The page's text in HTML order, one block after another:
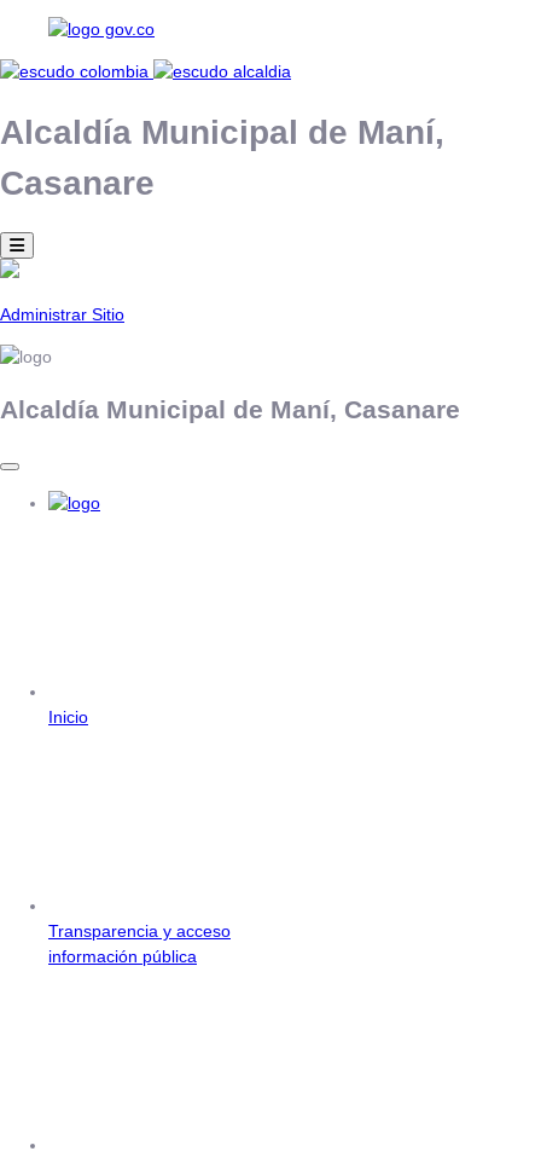
Alcaldía Municipal de Maní,
Casanare
Administrar Sitio
Alcaldía Municipal de Maní, Casanare
Inicio
Transparencia y acceso
información pública